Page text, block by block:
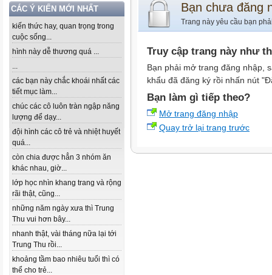
CÁC Ý KIẾN MỚI NHẤT
kiến thức hay, quan trọng trong
cuộc sống...
hình này dễ thương quá ...
...
các bạn này chắc khoái nhất các
tiết mục làm...
chúc các cô luôn tràn ngập năng
lượng để dạy...
đội hình các cô trẻ và nhiệt huyết
quá...
còn chia được hẳn 3 nhóm ăn
khác nhau, giờ...
lớp học nhìn khang trang và rộng
rãi thật, cũng...
những năm ngày xưa thì Trung
Thu vui hơn bây...
nhanh thật, vài tháng nữa lại tới
Trung Thu rồi...
khoảng tầm bao nhiêu tuổi thì có
thể cho trẻ...
Bạn chưa đăng
Trang này yêu cầu bạn
Truy cập trang này như
Bạn phải mở trang đăng nhập,
khẩu đã đăng ký rồi nhấn nút
Bạn làm gì tiếp theo?
Mở trang đăng nhập
Quay trở lại trang trước